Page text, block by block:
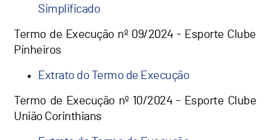
Simplificado
Termo de Execução nº 09/2024 - Esporte Clube
Pinheiros
Extrato do Termo de Execução
Termo de Execução nº 10/2024 - Esporte Clube
União Corinthians